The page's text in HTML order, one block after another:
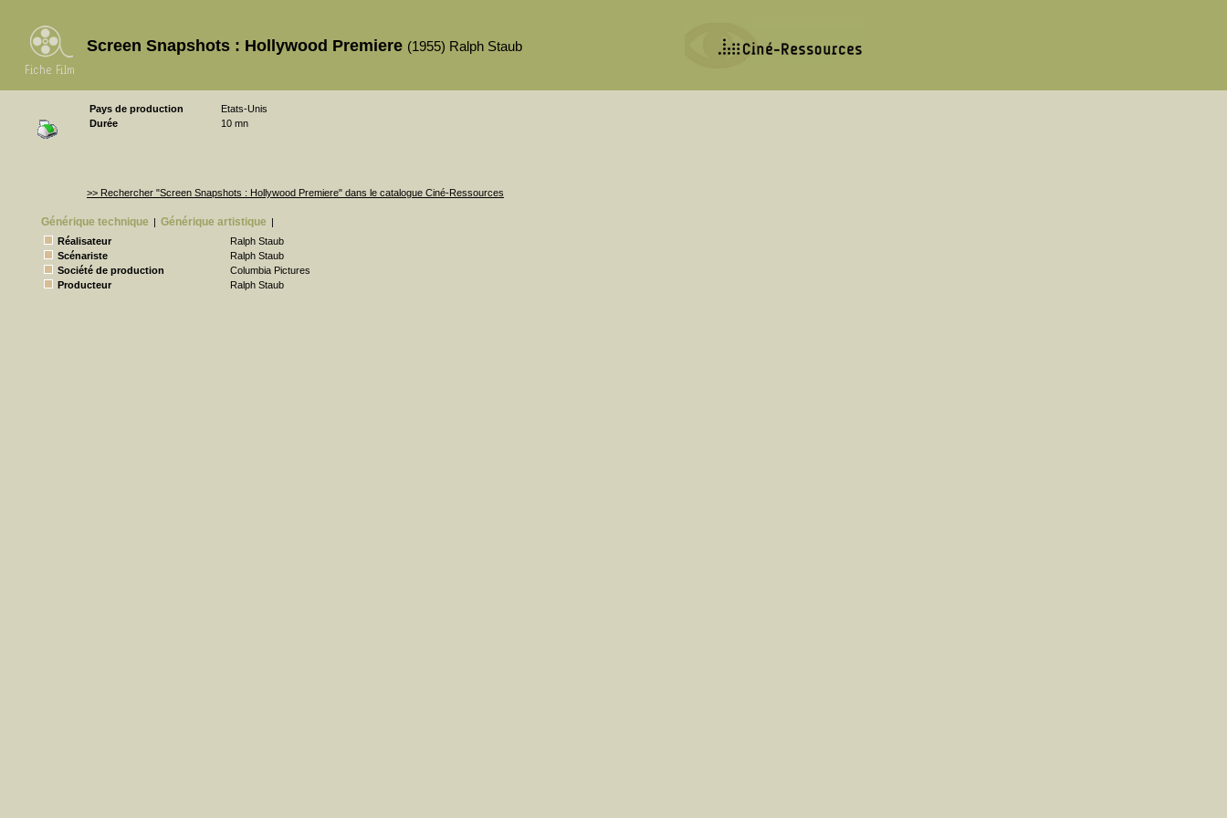
Screen Snapshots : Hollywood Premiere (1955) Ralph Staub
Pays de production
Etats-Unis
Durée
10 mn
>> Rechercher "Screen Snapshots : Hollywood Premiere" dans le catalogue Ciné-Ressources
Générique technique | Générique artistique |
Réalisateur
Ralph Staub
Scénariste
Ralph Staub
Société de production
Columbia Pictures
Producteur
Ralph Staub